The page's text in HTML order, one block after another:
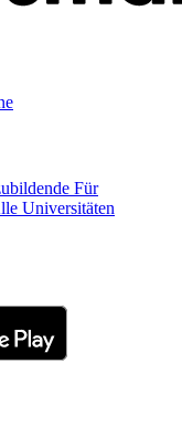
Für
Universitäten